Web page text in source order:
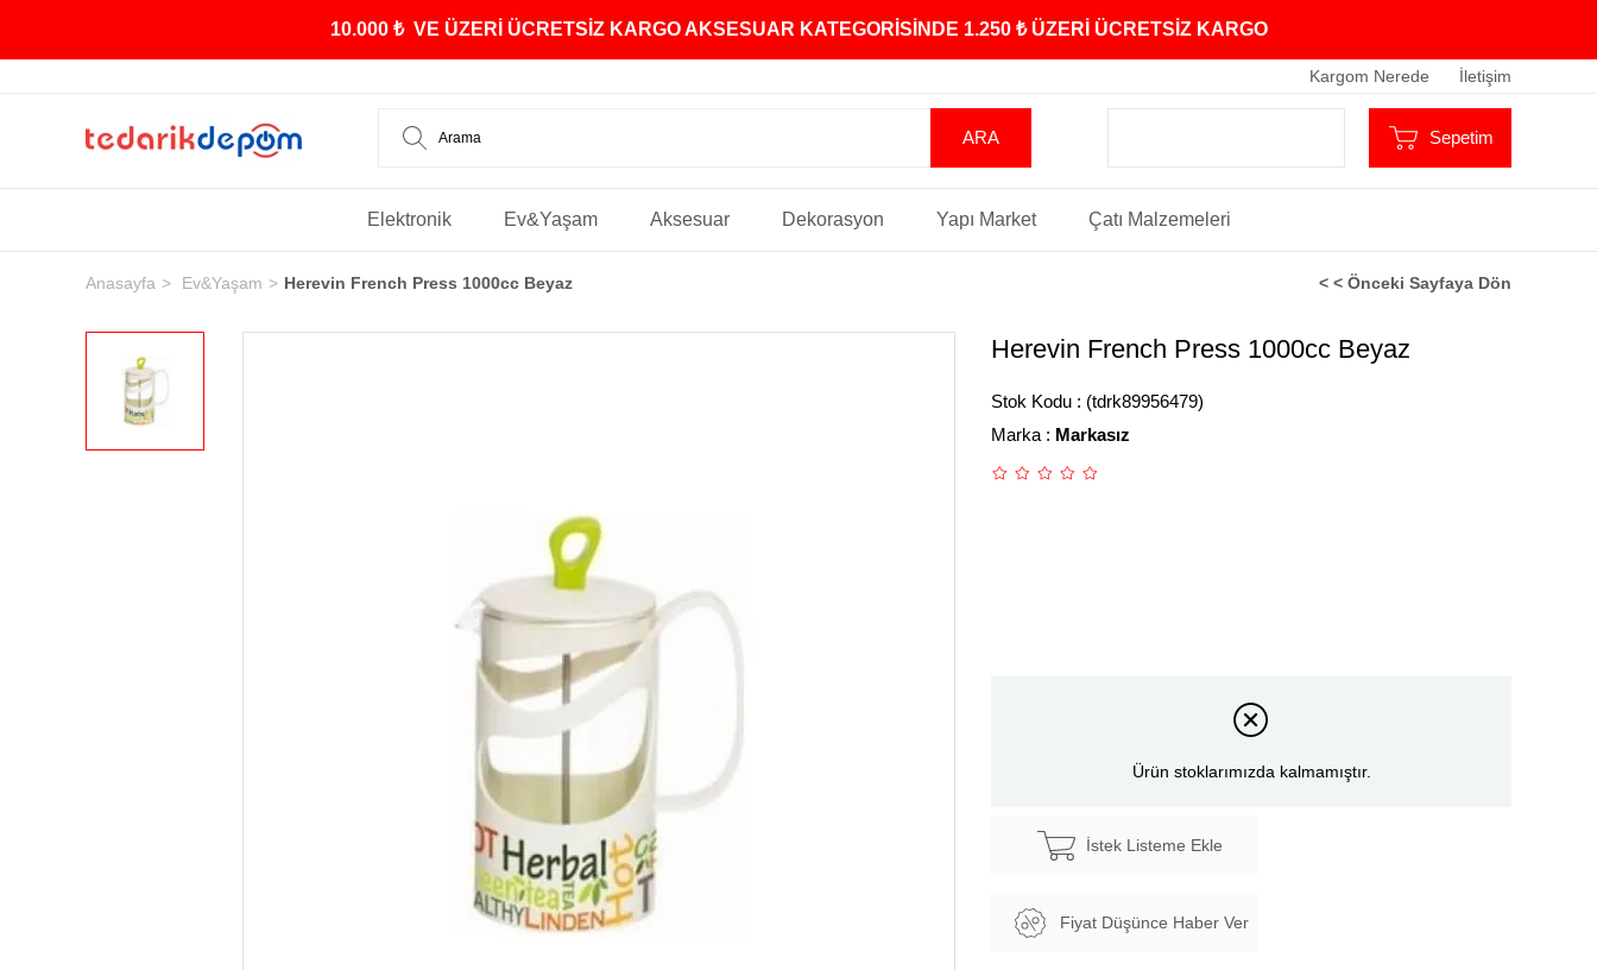
10.000 ₺ VE ÜZERİ ÜCRETSİZ KARGO AKSESUAR KATEGORİSİNDE 1.250 ₺ ÜZERİ ÜCRETSİZ KARGO
Kargom Nerede İletişim
Sepetim
Elektronik Ev&Yaşam Aksesuar Dekorasyon Yapı Market Çatı Malzemeleri
Anasayfa Ev&Yaşam Herevin French Press 1000cc Beyaz < < Önceki Sayfaya Dön
Herevin French Press 1000cc Beyaz
Stok Kodu
(tdrk89956479)
Marka : Markasız
Ürün stoklarımızda kalmamıştır.
İstek Listeme Ekle
Fiyat Düşünce Haber Ver